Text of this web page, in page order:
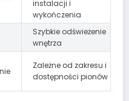
instalacji i
wykończenia
Szybkie odświeżenie
wnętrza
Zależne od zakresu i
dostępności pionów